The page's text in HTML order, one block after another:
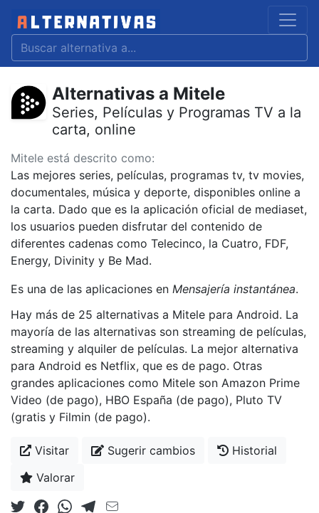
Alternativas a Mitele
Series, Películas y Programas TV a la
carta, online
Mitele está descrito como:
Las mejores series, películas, programas tv, tv movies,
documentales, música y deporte, disponibles online a
la carta. Dado que es la aplicación oficial de mediaset,
los usuarios pueden disfrutar del contenido de
diferentes cadenas como Telecinco, la Cuatro, FDF,
Energy, Divinity y Be Mad.
Es una de las aplicaciones en Mensajería instantánea.
Hay más de 25 alternativas a Mitele para Android. La
mayoría de las alternativas son streaming de películas,
streaming y alquiler de películas. La mejor alternativa
para Android es Netflix, que es de pago. Otras
grandes aplicaciones como Mitele son Amazon Prime
Video (de pago), HBO España (de pago), Pluto TV
(gratis y Filmin (de pago).
Visitar Sugerir cambios
Historial
Valorar